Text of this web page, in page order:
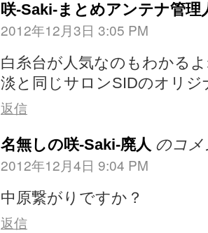
咲-Saki-まとめアンテナ管理
2012年12月3日 3:05 PM
白糸台が人気なのもわかる
淡と同じサロンSIDのオリ
返信
名無しの咲-Saki-廃人 のコメ
2012年12月4日 9:04 PM
中原繋がりですか？
返信